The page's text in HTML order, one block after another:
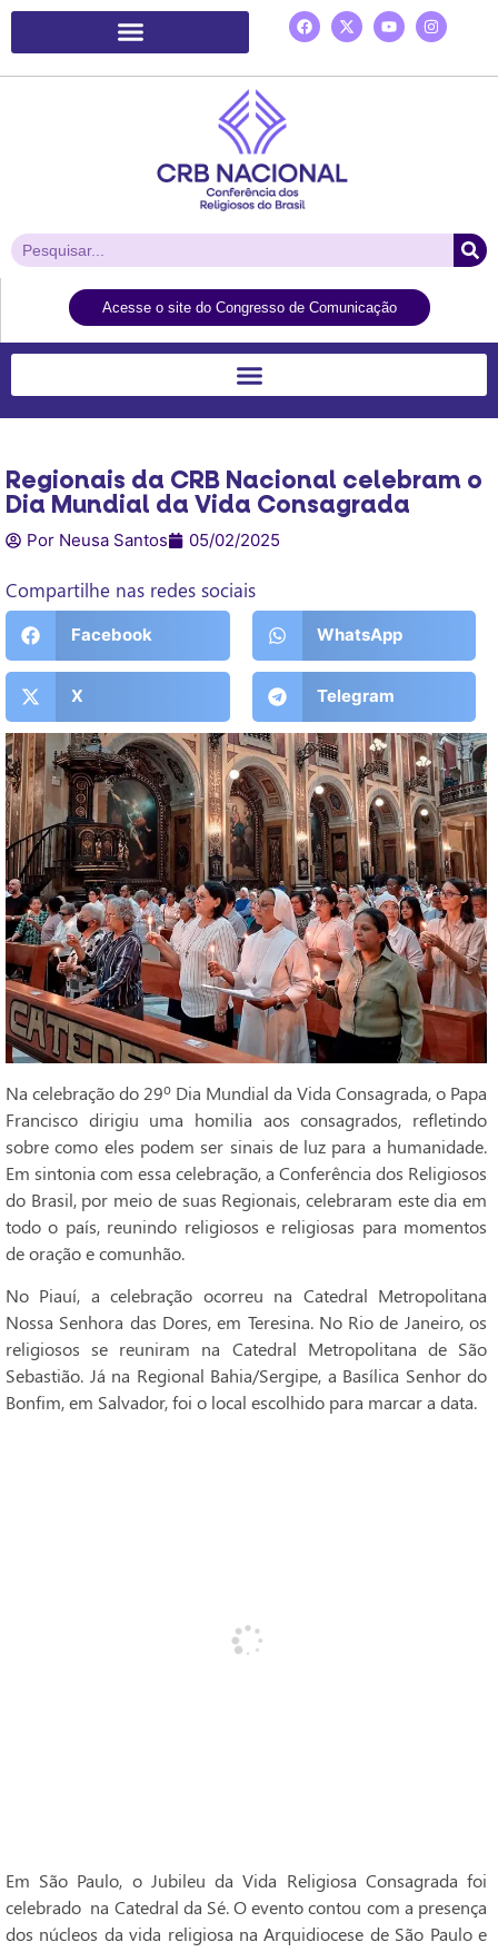
Acesse o site do Congresso de Comunicação
Regionais da CRB Nacional celebram o
Dia Mundial da Vida Consagrada
Por Neusa Santos 05/02/2025
Compartilhe nas redes sociais
Facebook WhatsApp
X Telegram
Na celebração do 29º Dia Mundial da Vida Consagrada, o Papa
Francisco dirigiu uma homilia aos consagrados, refletindo
sobre como eles podem ser sinais de luz para a humanidade.
Em sintonia com essa celebração, a Conferência dos Religiosos
do Brasil, por meio de suas Regionais, celebraram este dia em
todo o país, reunindo religiosos e religiosas para momentos
de oração e comunhão.
No Piauí, a celebração ocorreu na Catedral Metropolitana
Nossa Senhora das Dores, em Teresina. No Rio de Janeiro, os
religiosos se reuniram na Catedral Metropolitana de São
Sebastião. Já na Regional Bahia/Sergipe, a Basílica Senhor do
Bonfim, em Salvador, foi o local escolhido para marcar a data.
Em São Paulo, o Jubileu da Vida Religiosa Consagrada foi
celebrado na Catedral da Sé. O evento contou com a presença
dos núcleos da vida religiosa na Arquidiocese de São Paulo e